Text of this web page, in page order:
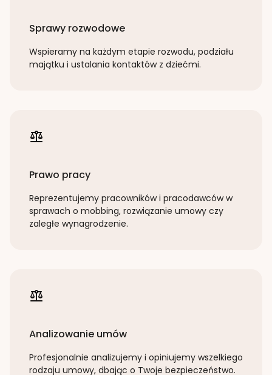
Sprawy rozwodowe
Wspieramy na każdym etapie rozwodu, podziału
majątku i ustalania kontaktów z dziećmi.
Prawo pracy
Reprezentujemy pracowników i pracodawców w
sprawach o mobbing, rozwiązanie umowy czy
zaległe wynagrodzenie.
Analizowanie umów
Profesjonalnie analizujemy i opiniujemy wszelkiego
rodzaju umowy, dbając o Twoje bezpieczeństwo.